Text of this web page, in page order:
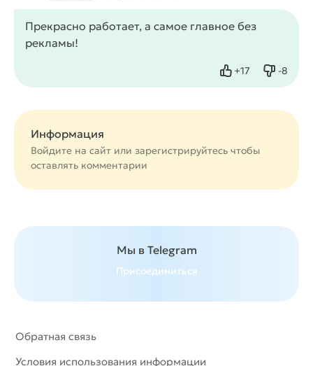
Прекрасно работает, а самое главное без
рекламы!
+17
Нравится -8
Не
Информация
Войдите на сайт или зарегистрируйтесь чтобы
оставлять комментарии
Мы в Telegram
Присоединиться
Обратная связь
Условия использования информации